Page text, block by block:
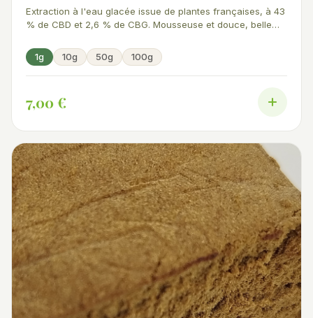
Extraction à l'eau glacée issue de plantes françaises, à 43
% de CBD et 2,6 % de CBG. Mousseuse et douce, belle
1g
10g 50g 100g
7,00 €